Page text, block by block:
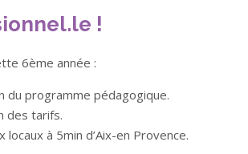
!
6ème année :
du programme pédagogique.
des tarifs.
locaux à 5min d’Aix-en Provence.